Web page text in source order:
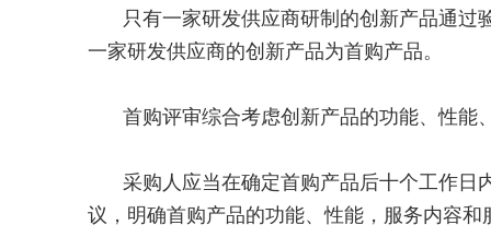
只有一家研发供应商研制的创新产品通
一家研发供应商的创新产品为首购产品。
首购评审综合考虑创新产品的功能、性能
采购人应当在确定首购产品后十个工作日
议，明确首购产品的功能、性能，服务内容